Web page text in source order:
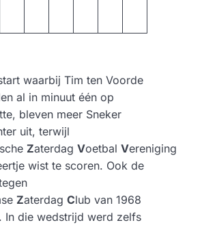
waarbij Tim ten Voorde
al in minuut één op
bleven meer Sneker
uit, terwijl
Zaterdag Voetbal Vereniging
wist te scoren. Ook de
Zaterdag Club van 1968
In die wedstrijd werd zelfs